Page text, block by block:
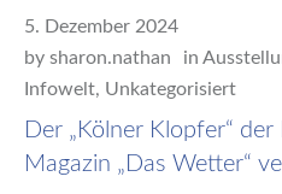
5. Dezember 2024
by sharon.nathan in
Infowelt, Unkategorisiert
Der „Kölner Klopfer“
Magazin „Das Wetter“